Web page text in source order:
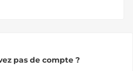
pas de compte ?